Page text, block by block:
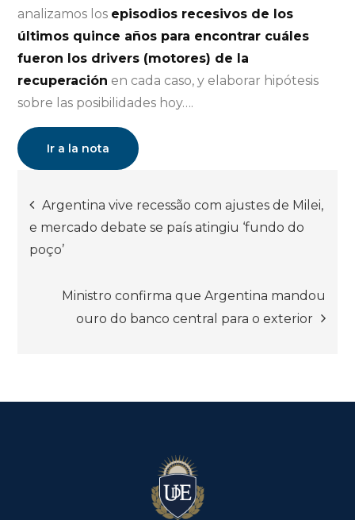
analizamos los episodios recesivos de los
últimos quince años para encontrar cuáles
fueron los drivers (motores) de la
recuperación en cada caso, y elaborar hipótesis
sobre las posibilidades hoy….
Ir a la nota
Navegación
de
entradas
Argentina vive recessão com ajustes de Milei,
e mercado debate se país atingiu ‘fundo do
poço’
Ministro confirma que Argentina mandou
ouro do banco central para o exterior